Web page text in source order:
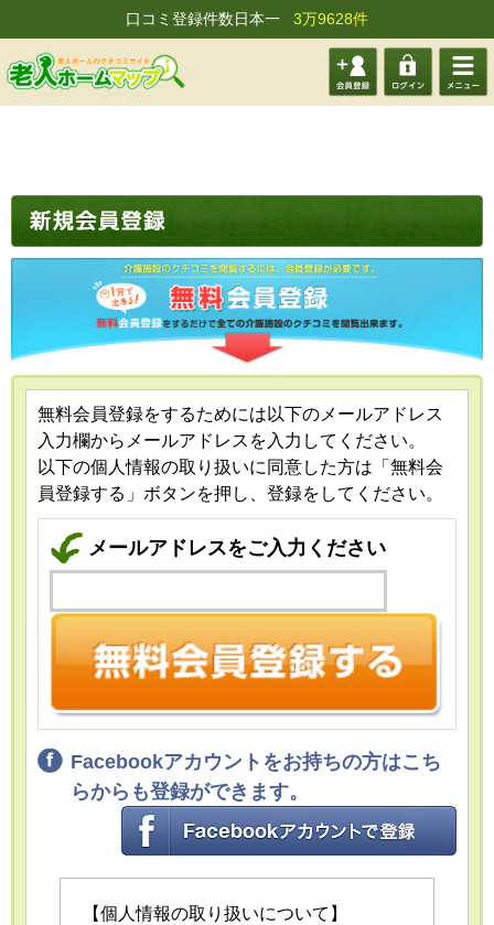
口コミ登録件数日本一 3万9628件
会員登 ログイ メニュ
無料会員登録をするためには以下のメールアドレス
入力欄からメールアドレスを入力してください。
以下の個人情報の取り扱いに同意した方は「無料会
員登録する」ボタンを押し、登録をしてください。
メールアドレスをご入力ください
Facebookアカウントをお持ちの方はこち
らからも登録ができます。
【個人情報の取り扱いについて】